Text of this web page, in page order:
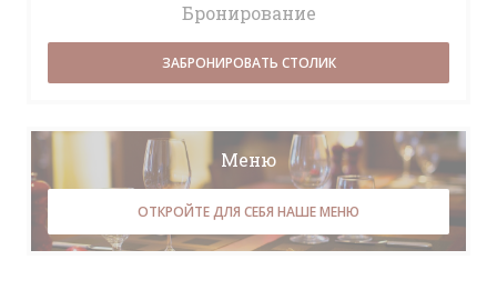
Бронирование
ЗАБРОНИРОВАТЬ СТОЛИК
Меню
ОТКРОЙТЕ ДЛЯ СЕБЯ НАШЕ МЕНЮ